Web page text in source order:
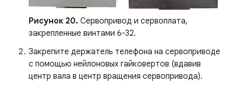
Рисунок 20. Сервопривод и сервоплата,
закрепленные винтами 6-32.
Закрепите держатель телефона на сервоприводе
с помощью нейлоновых гайковертов (вдавив
центр вала в центр вращения сервопривода).